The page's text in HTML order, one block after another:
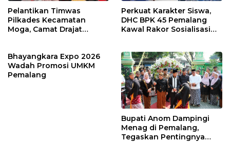
Pelantikan Timwas
Pilkades Kecamatan
Moga, Camat Drajat
Perkuat Karakter Siswa,
DHC BPK 45 Pemalang
Kawal Rakor Sosialisasi
Bhayangkara Expo 2026
Wadah Promosi UMKM
Pemalang
Bupati Anom Dampingi
Menag di Pemalang,
Tegaskan Pentingnya